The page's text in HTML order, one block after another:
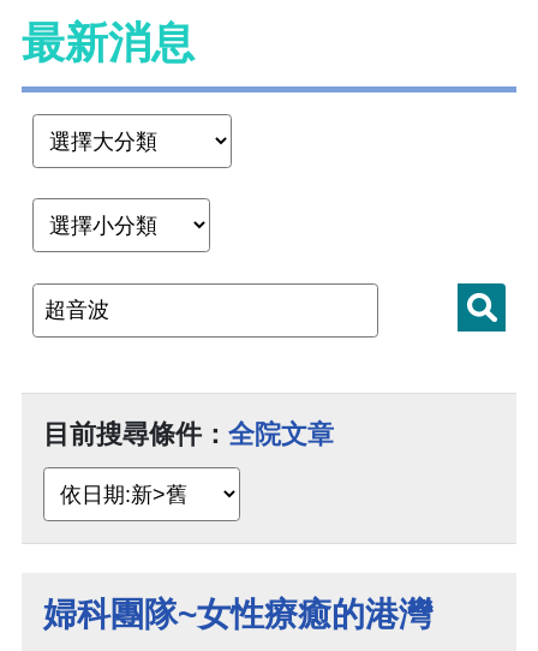
最新消息
目前搜尋條件： 全院文章
婦科團隊~女性療癒的港灣